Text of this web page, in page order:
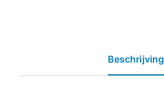
Beschrijving